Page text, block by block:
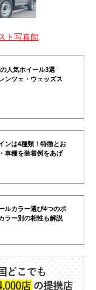
ト写真館
人気ホイール3選
ンツェ・ウェッズス
ンは4種類！特徴とお
車種を装着例をあげ
ルカラー選び4つのポ
ラー別の相性も解説